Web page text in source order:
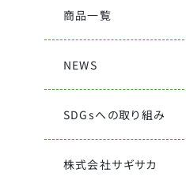
商品一覧
NEWS
SDGsへの取り組み
株式会社サギサカ